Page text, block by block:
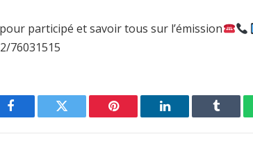
participé et savoir tous sur l’émission
76031515
Facebook Twitter Pinterest LinkedIn Tumblr